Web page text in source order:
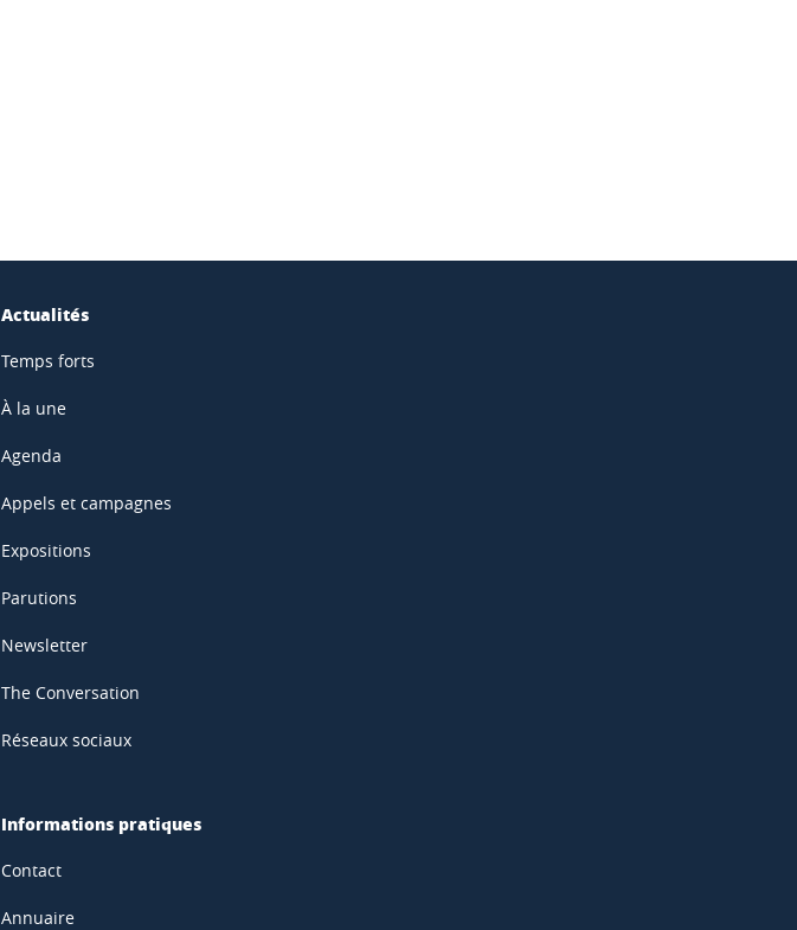
Actualités
Temps forts
À la une
Agenda
Appels et campagnes
Expositions
Parutions
Newsletter
The Conversation
Réseaux sociaux
Informations pratiques
Contact
Annuaire